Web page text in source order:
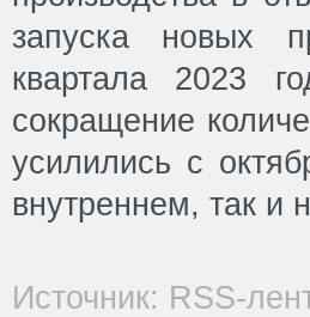
запуска новых
квартала 2023
сокращение
усилились с
внутреннем, так и
Источник: RSS-